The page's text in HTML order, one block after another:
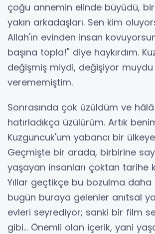
çoğu annemin elinde büyüdü, bir
yakın arkadaşları. Sen kim
Allah'ın evinden insan
başına topla!" diye haykırdım.
değişmiş miydi, değişiyor
verememiştim.
Sonrasında çok üzüldüm ve
hatırladıkça üzülürüm. Artık
Kuzguncuk'um yabancı bir
Geçmişte bir arada, birbirine
yaşayan insanları çoktan tarihe
Yıllar geçtikçe bu bozulma daha
bugün buraya gelenler anıtsal
evleri seyrediyor; sanki bir film
gibi... Önemli olan içerik, yani